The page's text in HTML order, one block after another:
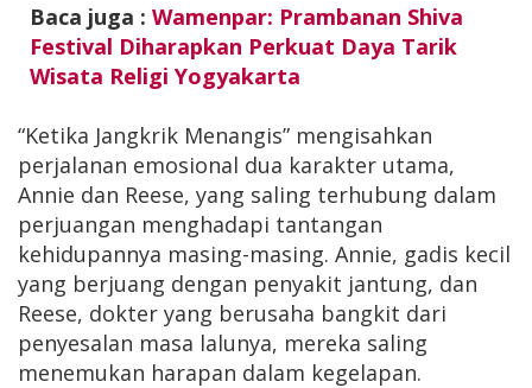
Baca juga : Wamenpar: Prambanan Shiva
Festival Diharapkan Perkuat Daya Tarik
Wisata Religi Yogyakarta
“Ketika Jangkrik Menangis” mengisahkan
perjalanan emosional dua karakter utama,
Annie dan Reese, yang saling terhubung dalam
perjuangan menghadapi tantangan
kehidupannya masing-masing. Annie, gadis kecil
yang berjuang dengan penyakit jantung, dan
Reese, dokter yang berusaha bangkit dari
penyesalan masa lalunya, mereka saling
menemukan harapan dalam kegelapan.